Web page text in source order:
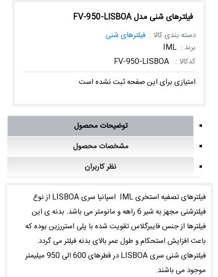
فیلترهای شنی مدل FV-950-LISBOA
دسته بندی کالا : فیلترهای شنی
برند : IML
کدکالا : FV-950-LISBOA
امتیازی برای این صفحه ثبت نشده است
توضیحات محصول
مشخصات محصول
نظر کاربران
فیلترهای تصفیه استخری IML اسپانیا سری LISBOA از نوع
فیلترشنی مجهز به شیر 6 راهه و مانومتر می باشد. بدنه ی این
فیلترها از جنس فایبرگلاس تقویت شده با پلی استررزین بوده که
باعث افزایش استحکام و طول عمر بالای بدنه فیلتر می گردد.
فیلترهای شنی سری LISBOA در قطرهای 600 الی 950 میلیمتر
موجود می باشند.